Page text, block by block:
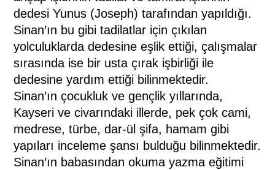
dedesi Yunus (Joseph) tarafından yapıldığı.
Sinan’ın bu gibi tadilatlar için çıkılan
yolculuklarda dedesine eşlik ettiği, çalışmalar
sırasında ise bir usta çırak işbirliği ile
dedesine yardım ettiği bilinmektedir.
Sinan’ın çocukluk ve gençlik yıllarında,
Kayseri ve civarındaki illerde, pek çok cami,
medrese, türbe, dar-ül şifa, hamam gibi
yapıları inceleme şansı bulduğu bilinmektedir.
Sinan’ın babasından okuma yazma eğitimi